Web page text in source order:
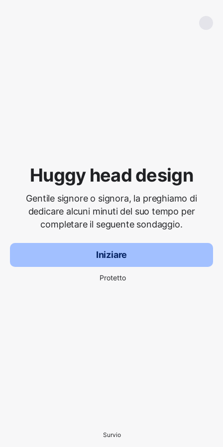
Huggy head design
Gentile signore o signora, la preghiamo di
dedicare alcuni minuti del suo tempo per
completare il seguente sondaggio.
Iniziare
Protetto
Survio